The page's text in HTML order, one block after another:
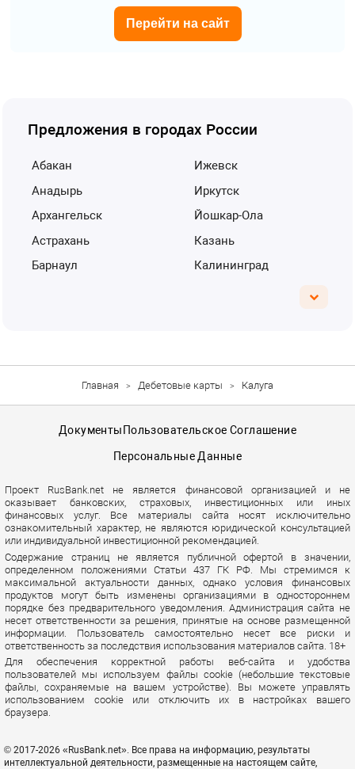
Перейти на сайт
Предложения в городах России
Абакан
Анадырь
Архангельск
Астрахань
Барнаул
Ижевск
Иркутск
Йошкар-Ола
Казань
Калининград
Главная Дебетовые карты Калуга
Документы Пользовательское Соглашение
Персональные Данные
Проект RusBank.net не является финансовой организацией и не
оказывает банковских, страховых, инвестиционных или иных
финансовых услуг. Все материалы сайта носят исключительно
ознакомительный характер, не являются юридической консультацией
или индивидуальной инвестиционной рекомендацией.
Содержание страниц не является публичной офертой в значении,
определенном положениями Статьи 437 ГК РФ. Мы стремимся к
максимальной актуальности данных, однако условия финансовых
продуктов могут быть изменены организациями в одностороннем
порядке без предварительного уведомления. Администрация сайта не
несет ответственности за решения, принятые на основе размещенной
информации. Пользователь самостоятельно несет все риски и
ответственность за последствия использования материалов сайта. 18+
Для обеспечения корректной работы веб-сайта и удобства
пользователей мы используем файлы cookie (небольшие текстовые
файлы, сохраняемые на вашем устройстве). Вы можете управлять
использованием cookie или отключить их в настройках вашего
браузера.
© 2017-2026 «RusBank.net». Все права на информацию, результаты
интеллектуальной деятельности, размещенные на настоящем сайте,